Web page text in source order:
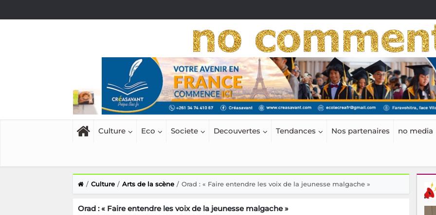
Culture Eco Societe Decouvertes Tendances Nos partenaires no media
Culture Arts de la scène Orad : « Faire entendre les voix de la jeunesse malgache »
Orad : « Faire entendre les voix de la jeunesse malgache »